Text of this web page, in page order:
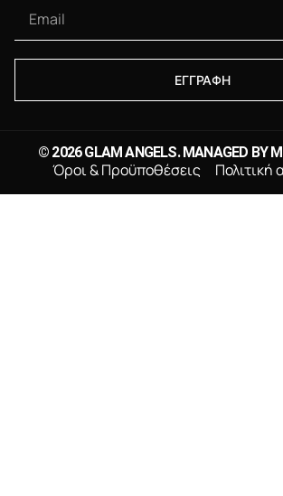
ΕΓΓΡΑΦΗ
© 2026 GLAM ANGELS. MANAGED BY
Όροι & Προϋποθέσεις